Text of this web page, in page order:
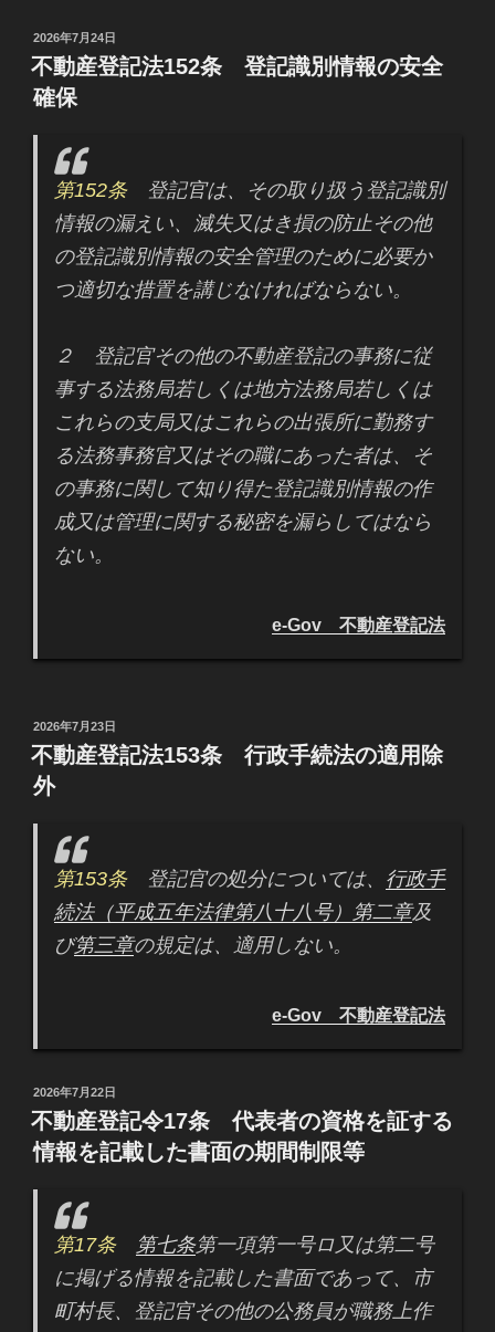
投
稿
日:
2026年7月24日
不動産登記法152条 登記識別情報の安全
確保
第152条登記官は、その取り扱う登記識別
情報の漏えい、滅失又はき損の防止その他
の登記識別情報の安全管理のために必要か
つ適切な措置を講じなければならない。
２ 登記官その他の不動産登記の事務に従
事する法務局若しくは地方法務局若しくは
これらの支局又はこれらの出張所に勤務す
る法務事務官又はその職にあった者は、そ
の事務に関して知り得た登記識別情報の作
成又は管理に関する秘密を漏らしてはなら
ない。
e-Gov 不動産登記法
投
稿
日:
2026年7月23日
不動産登記法153条 行政手続法の適用除
外
第153条登記官の処分については、 行政手
続法（平成五年法律第八十八号）第二章及
び第三章の規定は、適用しない。
e-Gov 不動産登記法
投
稿
日:
2026年7月22日
不動産登記令17条 代表者の資格を証する
情報を記載した書面の期間制限等
第17条 第七条第一項第一号ロ又は第二号
に掲げる情報を記載した書面であって、市
町村長、登記官その他の公務員が職務上作